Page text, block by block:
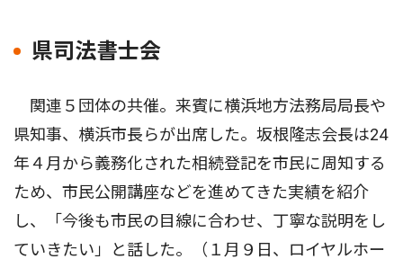
県司法書士会
関連５団体の共催。来賓に横浜地方法務局局長や
県知事、横浜市長らが出席した。坂根隆志会長は24
年４月から義務化された相続登記を市民に周知する
ため、市民公開講座などを進めてきた実績を紹介
し、「今後も市民の目線に合わせ、丁寧な説明をし
ていきたい」と話した。（１月９日、ロイヤルホー